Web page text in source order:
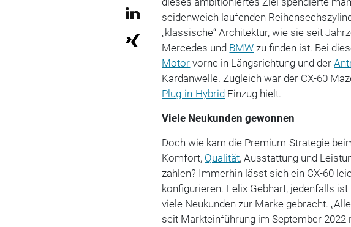
seidenweich laufenden
„klassische“ Architektur, wie sie seit
Mercedes und BMW zu finden ist. Bei
Motor vorne in Längsrichtung und der
Kardanwelle. Zugleich war der CX-60
Plug-in-Hybrid Einzug hielt.
Viele Neukunden gewonnen
Doch wie kam die Premium-Strategie
Komfort, Qualität, Ausstattung und
zahlen? Immerhin lässt sich ein CX-60
konfigurieren. Felix Gebhart, jedenfalls
viele Neukunden zur Marke gebracht.
seit Markteinführung im September 2022